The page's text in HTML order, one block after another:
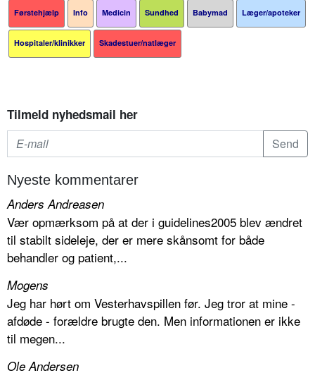
Førstehjælp Info Medicin Sundhed Babymad Læger/apoteker
Hospitaler/klinikker Skadestuer/natlæger
Tilmeld nyhedsmail her
Nyeste kommentarer
Anders Andreasen
Vær opmærksom på at der i guidelines2005 blev ændret
til stabilt sideleje, der er mere skånsomt for både
behandler og patient,...
Mogens
Jeg har hørt om Vesterhavspillen før. Jeg tror at mine -
afdøde - forældre brugte den. Men informationen er ikke
til megen...
Ole Andersen